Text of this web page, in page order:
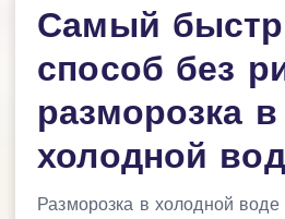
Самый
способ без
разморозка в
холодной
Разморозка в холодной